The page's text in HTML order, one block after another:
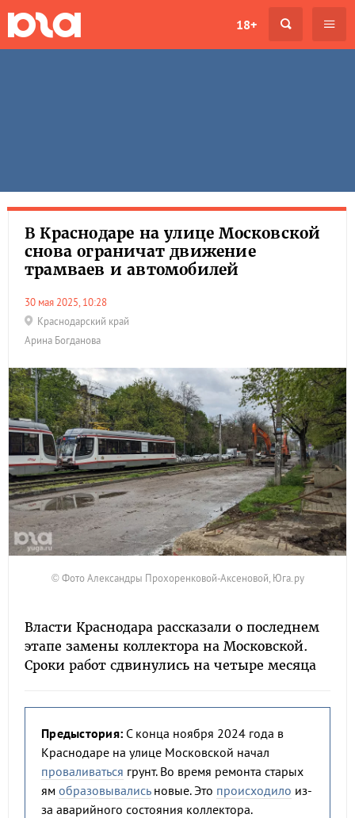
18+
В Краснодаре на улице Московской
снова ограничат движение
трамваев и автомобилей
30 мая 2025, 10:28
Краснодарский край
Арина Богданова
© Фото Александры Прохоренковой-Аксеновой, Юга.ру
Власти Краснодара рассказали о последнем
этапе замены коллектора на Московской.
Сроки работ сдвинулись на четыре месяца
Предыстория: С конца ноября 2024 года в
Краснодаре на улице Московской начал
проваливаться грунт. Во время ремонта старых
ям образовывалисьновые. Это происходило из-
за аварийного состояния коллектора.